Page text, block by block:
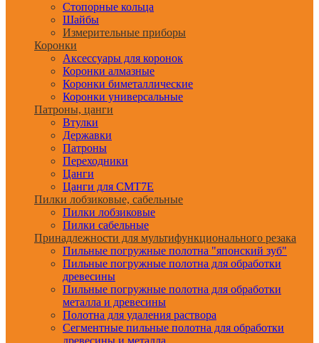
Стопорные кольца
Шайбы
Измерительные приборы
Коронки
Аксессуары для коронок
Коронки алмазные
Коронки биметаллические
Коронки универсальные
Патроны, цанги
Втулки
Державки
Патроны
Переходники
Цанги
Цанги для CMT7E
Пилки лобзиковые, сабельные
Пилки лобзиковые
Пилки сабельные
Принадлежности для мультифункционального резака
Пильные погружные полотна "японский зуб"
Пильные погружные полотна для обработки
древесины
Пильные погружные полотна для обработки
металла и древесины
Полотна для удаления раствора
Сегментные пильные полотна для обработки
древесины и металла